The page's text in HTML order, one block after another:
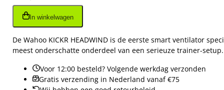
aantal
In winkelwagen
De Wahoo KICKR HEADWIND is de eerste smart ventilator
meest onderschatte onderdeel van een serieuze trainer-setup.
Voor 12:00 besteld? Volgende werkdag verzonden
Gratis verzending in Nederland vanaf €75